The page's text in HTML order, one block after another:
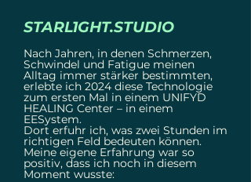
STARL1GHT.STUDIO
Nach Jahren, in denen Schmerzen,
Schwindel und Fatigue meinen
Alltag immer stärker bestimmten,
erlebte ich 2024 diese Technologie
zum ersten Mal in einem UNIFYD
HEALING Center – in einem
EESystem.
Dort erfuhr ich, was zwei Stunden im
richtigen Feld bedeuten können.
Meine eigene Erfahrung war so
positiv, dass ich noch in diesem
Moment wusste: